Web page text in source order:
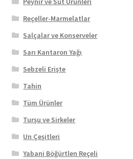
Reçeller-Marmelatlar
Salçalar ve Konserveler
Sarı Kantaron Yağı
Sebzeli Erişte
Tahin
Tüm Ürünler
Turşu ve Sirkeler
Un Çeşitleri
Yabani Böğürtlen Reçeli